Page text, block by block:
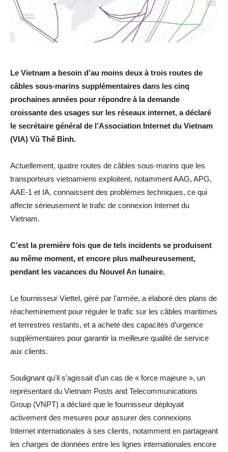
Le Vietnam a besoin d’au moins deux à trois routes de
câbles sous-marins supplémentaires dans les cinq
prochaines années pour répondre à la demande
croissante des usages sur les réseaux internet, a déclaré
le secrétaire général de l’Association Internet du Vietnam
(VIA) Vũ Thế Bình.
Actuellement, quatre routes de câbles sous-marins que les
transporteurs vietnamiens exploitent, notamment AAG, APG,
AAE-1 et IA, connaissent des problèmes techniques, ce qui
affecte sérieusement le trafic de connexion Internet du
Vietnam.
C’est la première fois que de tels incidents se produisent
au même moment, et encore plus malheureusement,
pendant les vacances du Nouvel An lunaire.
Le fournisseur Viettel, géré par l’armée, a élaboré des plans de
réacheminement pour réguler le trafic sur les câbles maritimes
et terrestres restants, et a acheté des capacités d’urgence
supplémentaires pour garantir la meilleure qualité de service
aux clients.
Soulignant qu’il s’agissait d’un cas de « force majeure », un
représentant du Vietnam Posts and Telecommunications
Group (VNPT) a déclaré que le fournisseur déployait
activement des mesures pour assurer des connexions
Internet internationales à ses clients, notamment en partageant
les charges de données entre les lignes internationales encore